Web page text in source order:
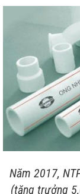
Năm 2017,
(tăng trưởng